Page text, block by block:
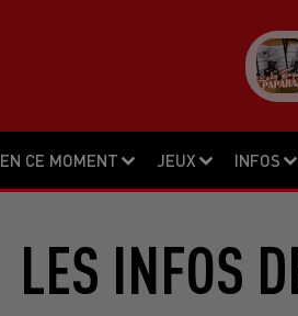
EN CE MOMENT JEUX INFOS
LES INFOS